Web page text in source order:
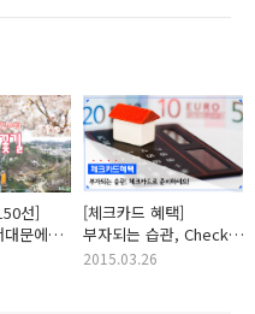
선]
문에서
[체크카드 혜택]
부자되는 습관, Check!
Check! 체크카드로
2015.03.26